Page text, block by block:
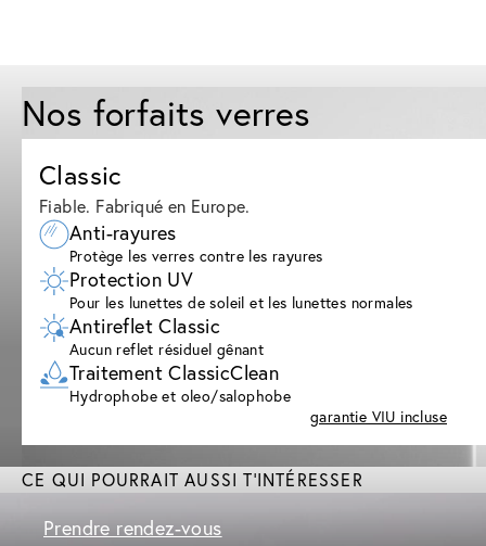
Nos forfaits verres
Classic
Fiable. Fabriqué en Europe.
Anti-rayures
Protège les verres contre les rayures
Protection UV
Pour les lunettes de soleil et les lunettes normales
Antireflet Classic
Aucun reflet résiduel gênant
Traitement ClassicClean
Hydrophobe et oleo/salophobe
garantie VIU incluse
CE QUI POURRAIT AUSSI T'INTÉRESSER
Prendre rendez-vous